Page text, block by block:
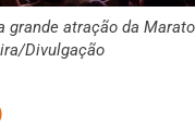
grande atração da
Divulgação